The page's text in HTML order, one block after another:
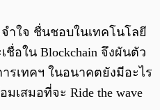
จำใจ ชื่นชอบในเทคโนโลยี
อใน Blockchain จึงผันตัว
รเทคฯ ในอนาคตยังมีอะไร
เสมอที่จะ Ride the wave